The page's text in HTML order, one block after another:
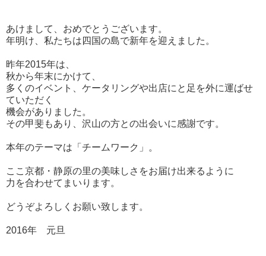
あけまして、おめでとうございます。
年明け、私たちは四国の島で新年を迎えました。
昨年2015年は、
秋から年末にかけて、
多くのイベント、ケータリングや出店にと足を外に運ばせ
ていただく
機会がありました。
その甲斐もあり、沢山の方との出会いに感謝です。
本年のテーマは「チームワーク」。
ここ京都・静原の里の美味しさをお届け出来るように
力を合わせてまいります。
どうぞよろしくお願い致します。
2016年 元旦